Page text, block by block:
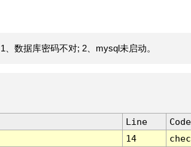
数据库密码不对; 2、mysql未启动。
Line
Code
14